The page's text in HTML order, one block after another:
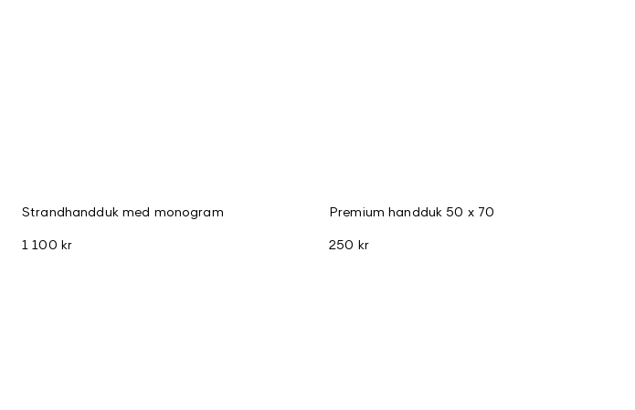
Strandhandduk med monogram
1 100 kr
Premium handduk 50 x 70
250 kr